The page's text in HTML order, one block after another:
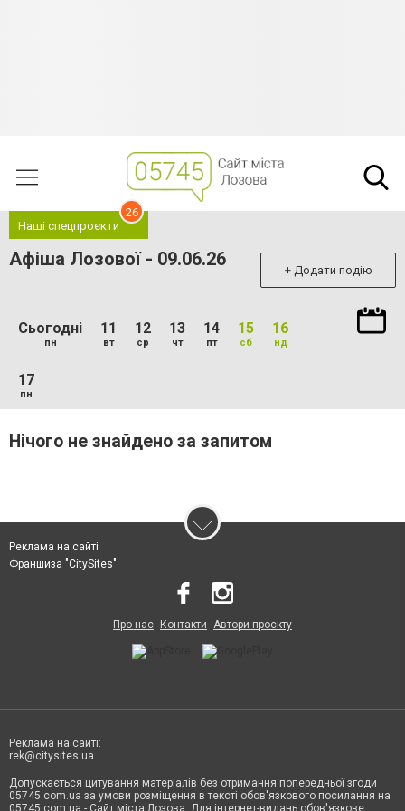
Наші спецпроєкти
26
Афіша Лозової - 09.06.26 + Додати подію
Сьогодні
пн
11
вт
12
ср
13
чт
14
пт
15
сб
16
нд
17
пн
Нічого не знайдено за запитом
Реклама на сайті
Франшиза "CitySites"
Про нас Контакти Автори проєкту
Реклама на сайті:
rek@citysites.ua
Допускається цитування матеріалів без отримання попередньої згоди
05745.com.ua за умови розміщення в тексті обов'язкового посилання на
05745.com.ua - Сайт міста Лозова. Для інтернет-видань обов'язкове